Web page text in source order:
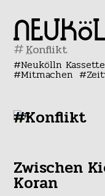
#
Neukölln Kassette
Mitmachen
#Konflikt
Zwischen
Koran